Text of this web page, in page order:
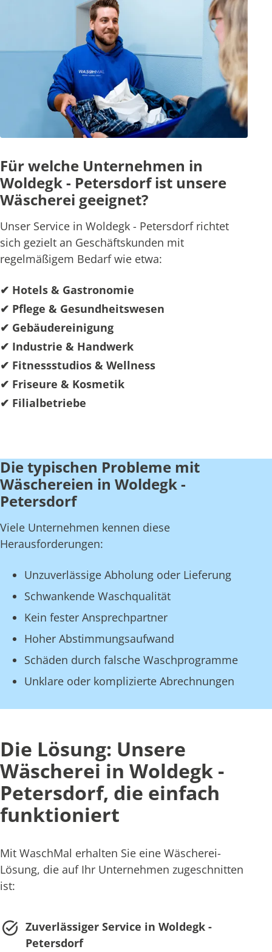
Für welche Unternehmen in
Woldegk - Petersdorf ist unsere
Wäscherei geeignet?
Unser Service in Woldegk - Petersdorf richtet
sich gezielt an Geschäftskunden mit
regelmäßigem Bedarf wie etwa:
✔ Hotels & Gastronomie
✔ Pflege & Gesundheitswesen
✔ Gebäudereinigung
✔ Industrie & Handwerk
✔ Fitnessstudios & Wellness
✔ Friseure & Kosmetik
✔ Filialbetriebe
Die typischen Probleme mit
Wäschereien in Woldegk -
Petersdorf
Viele Unternehmen kennen diese
Herausforderungen:
Unzuverlässige Abholung oder Lieferung
Schwankende Waschqualität
Kein fester Ansprechpartner
Hoher Abstimmungsaufwand
Schäden durch falsche Waschprogramme
Unklare oder komplizierte Abrechnungen
Die Lösung: Unsere
Wäscherei in Woldegk -
Petersdorf, die einfach
funktioniert
Mit WaschMal erhalten Sie eine Wäscherei-
Lösung, die auf Ihr Unternehmen zugeschnitten
ist:
Zuverlässiger Service in Woldegk -
Petersdorf